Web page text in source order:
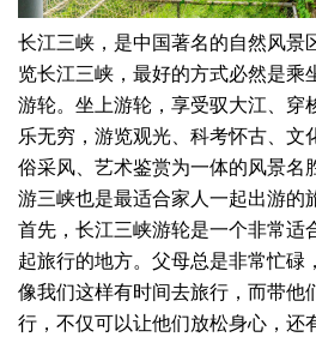
长江三峡，是中国著名的自然风景
览长江三峡，最好的方式必然是乘
游轮。坐上游轮，享受驭大江、穿
乐无穷，游览观光、科考怀古、文
俗采风、艺术鉴赏为一体的风景名
游三峡也是最适合家人一起出游的
首先，长江三峡游轮是一个非常适
起旅行的地方。父母总是非常忙碌
像我们这样有时间去旅行，而带他
行，不仅可以让他们放松身心，还